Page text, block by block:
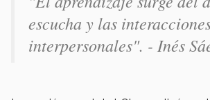
escucha y las
interpersonales". - Inés